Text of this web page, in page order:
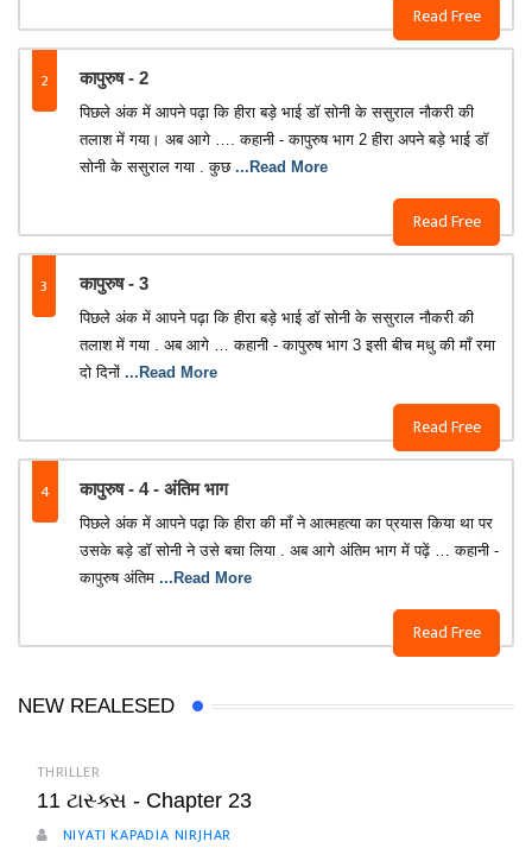
Read Free
2 कापुरुष - 2
Read Free
पिछले अंक में आपने पढ़ा कि हीरा बड़े भाई डॉ सोनी के ससुराल नौकरी की
तलाश में गया। अब आगे …. कहानी - कापुरुष भाग 2 हीरा अपने बड़े भाई डॉ
सोनी के ससुराल गया . कुछ ...Read More
3 कापुरुष - 3
Read Free
पिछले अंक में आपने पढ़ा कि हीरा बड़े भाई डॉ सोनी के ससुराल नौकरी की
तलाश में गया . अब आगे … कहानी - कापुरुष भाग 3 इसी बीच मधु की माँ रमा
दो दिनों ...Read More
4 कापुरुष - 4 - अंतिम भाग
Read Free
पिछले अंक में आपने पढ़ा कि हीरा की माँ ने आत्महत्या का प्रयास किया था पर
उसके बड़े डॉ सोनी ने उसे बचा लिया . अब आगे अंतिम भाग में पढ़ें … कहानी -
कापुरुष अंतिम ...Read More
NEW REALESED
THRILLER
11 ટાસ્ક્સ - Chapter 23
NIYATI KAPADIA NIRJHAR